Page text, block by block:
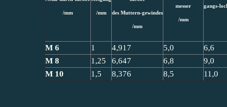
/mm /mm des Muttern-gewindes
/mm
messer
/mm
gangs-
M 6 1 4,917 5,0
6,6
M 8
1,25 6,647 6,8
9,0
M 10
1,5 8,376 8,5 11,0